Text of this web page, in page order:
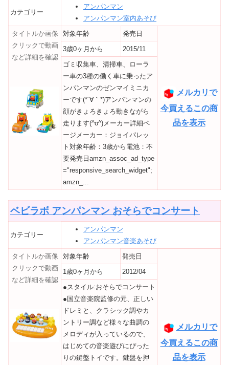
カテゴリー
アンパンマン
アンパンマン室内あそび
タイトルか画像
クリックで動画
など詳細を確認
対象年齢 発売日
メルカリで
今買えるこの商
品を表示
3歳0ヶ月から
2015/11
ゴミ収集車、清掃車、ローラ
ー車の3種の働く車に乗ったア
ンパンマンのゼンマイミニカ
ーです(*´∀｀*)アンパンマンの
顔がきょろきょろ動きながら
走ります(^o^)メーカー詳細ペ
ージメーカー：ジョイパレッ
ト対象年齢：3歳から電池：不
要発売日amzn_assoc_ad_type
="responsive_search_widget";
amzn_...
ベビラボ アンパンマン おそらでコンサート
カテゴリー
アンパンマン
アンパンマン音楽あそび
タイトルか画像
クリックで動画
など詳細を確認
対象年齢 発売日
メルカリで
今買えるこの商
品を表示
1歳0ヶ月から
2012/04
●スタイル:おそらでコンサート
●国立音楽院監修の元、正しい
ドレミと、クラシック調やカ
ントリー調など様々な曲調の
メロディが入っているので、
はじめての音楽遊びにぴった
りの鍵盤トイです。鍵盤を押